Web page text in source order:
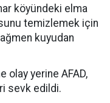
köyündeki elma
temizlemek için
kuyudan
olay yerine AFAD,
sevk edildi.